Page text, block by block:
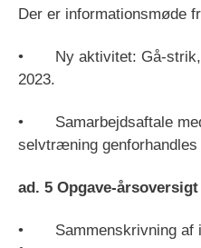
Der er informationsmøde
• Ny aktivitet: Gå-strik,
2023.
• Samarbejdsaftale med
selvtræning genforhandles
ad. 5 Opgave-årsoversigt
• Sammenskrivning af